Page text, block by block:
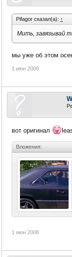
Pifagor сказал(а): ↑
Мить, завязывай
мы уже об этом
1 июн 2008
вот оригинал
Вложения:
1 июн 2008